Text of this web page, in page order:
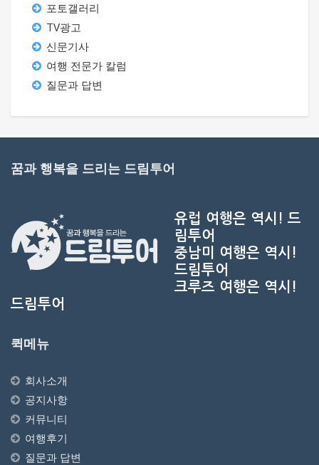
포토갤러리
TV광고
신문기사
여행 전문가 칼럼
질문과 답변
꿈과 행복을 드리는 드림투어
유럽 여행은 역시! 드
림투어
중남미 여행은 역시!
드림투어
크루즈 여행은 역시!
드림투어
퀵메뉴
회사소개
공지사항
커뮤니티
여행후기
질문과 답변